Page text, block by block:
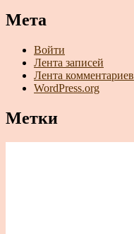
Мета
Войти
Лента записей
Лента комментариев
WordPress.org
Метки